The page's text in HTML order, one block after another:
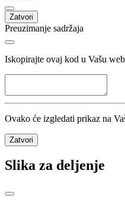
Zatvori
Preuzimanje sadržaja
Iskopirajte ovaj kod u Vašu
Ovako će izgledati prikaz na
Zatvori
Slika za deljenje